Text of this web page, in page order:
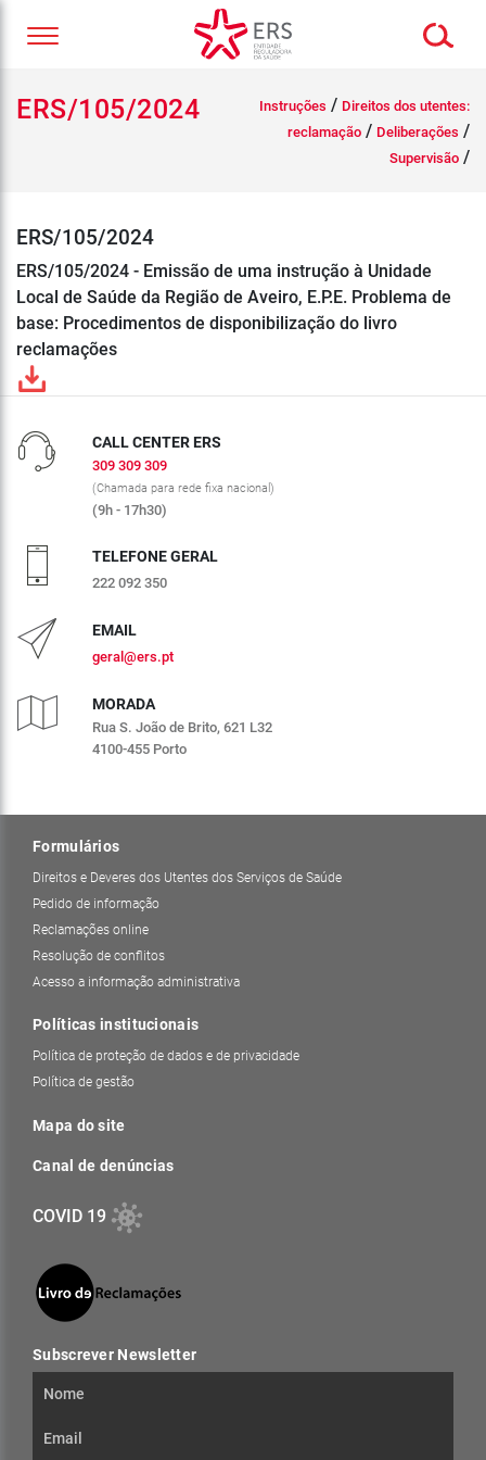
ERS/105/2024 Instruções / Direitos dos utentes:
reclamação / Deliberações /
Supervisão /
ERS/105/2024
ERS/105/2024 - Emissão de uma instrução à Unidade
Local de Saúde da Região de Aveiro, E.P.E. Problema de
base: Procedimentos de disponibilização do livro
reclamações
CALL CENTER ERS
309 309 309
(Chamada para rede fixa nacional)
(9h - 17h30)
TELEFONE GERAL
222 092 350
EMAIL
geral@ers.pt
MORADA
Rua S. João de Brito, 621 L32
4100-455 Porto
Formulários
Direitos e Deveres dos Utentes dos Serviços de Saúde
Pedido de informação
Reclamações online
Resolução de conflitos
Acesso a informação administrativa
Políticas institucionais
Política de proteção de dados e de privacidade
Política de gestão
Mapa do site
Canal de denúncias
COVID 19
Subscrever Newsletter